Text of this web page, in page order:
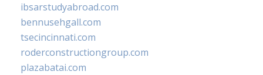
ibsarstudyabroad.com
bennusehgall.com
tsecincinnati.com
roderconstructiongroup.com
plazabatai.com